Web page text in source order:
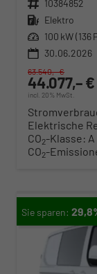
Fahrzeugnr. 10384852
Kraftstoff Elektro
Leistung 100 kW (136
30.06.2026
44.077,– €
incl. 20% MwSt.
63.540,– €
Elektrische
CO2-Klasse: A
CO2-